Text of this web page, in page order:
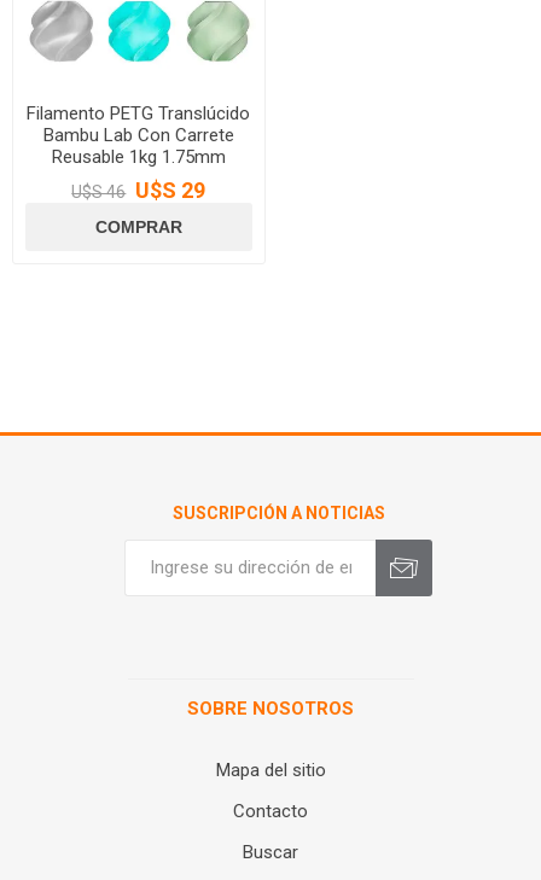
Filamento PETG Translúcido
Bambu Lab Con Carrete
Reusable 1kg 1.75mm
U$S 46 U$S 29
SUSCRIPCIÓN A NOTICIAS
SOBRE NOSOTROS
Mapa del sitio
Contacto
Buscar